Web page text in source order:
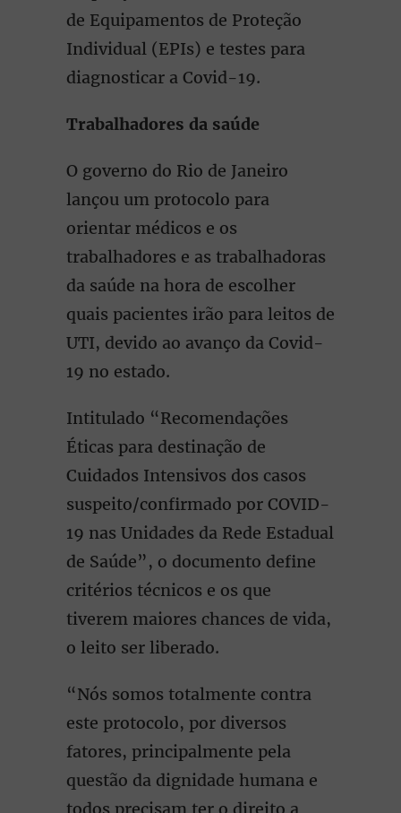
de Equipamentos de Proteção
Individual (EPIs) e testes para
diagnosticar a Covid-19.
Trabalhadores da saúde
O governo do Rio de Janeiro
lançou um protocolo para
orientar médicos e os
trabalhadores e as trabalhadoras
da saúde na hora de escolher
quais pacientes irão para leitos de
UTI, devido ao avanço da Covid-
19 no estado.
Intitulado “Recomendações
Éticas para destinação de
Cuidados Intensivos dos casos
suspeito/confirmado por COVID-
19 nas Unidades da Rede Estadual
de Saúde”, o documento define
critérios técnicos e os que
tiverem maiores chances de vida,
o leito ser liberado.
“Nós somos totalmente contra
este protocolo, por diversos
fatores, principalmente pela
questão da dignidade humana e